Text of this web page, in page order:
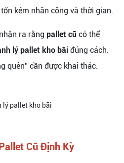
kém nhân công và thời gian.
ra rằng pallet cũ có thể
lý pallet kho bãi đúng cách.
quên” cần được khai thác.
Cũ Định Kỳ